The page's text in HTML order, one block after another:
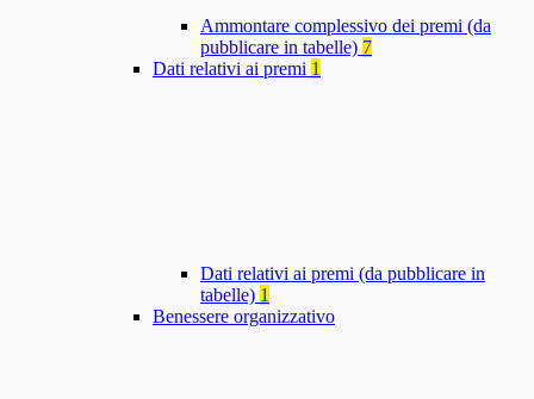
Ammontare complessivo dei premi (da
pubblicare in tabelle) 7
Dati relativi ai premi 1
Dati relativi ai premi (da pubblicare in
tabelle) 1
Benessere organizzativo